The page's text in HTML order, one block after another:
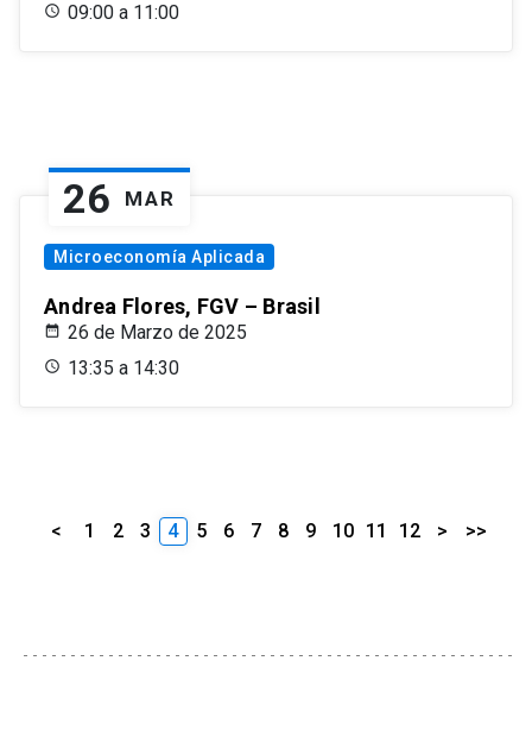
09:00 a 11:00
26 MAR
Microeconomía Aplicada
Andrea Flores, FGV – Brasil
26 de Marzo de 2025
13:35 a 14:30
< 1 2 3 4 5 6 7 8 9 10 11 12 > >>